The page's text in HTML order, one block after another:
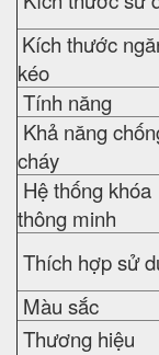
Kích thước
kéo
Tính năng
Khả năng
cháy
Hệ thống khóa
thông minh
Thích hợp sử
Màu sắc
Thương hiệu